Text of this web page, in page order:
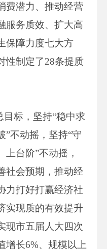
费潜力、推动经营
服务质效、扩大高
保障力度七大方
性制定了28条提质
目标，坚持“稳中求
”不动摇，坚持“守
台阶”不动摇，
社会预期，推动经
力打好打赢经济社
实现质的有效提升
现市五届人大四次
增长6%、规模以上